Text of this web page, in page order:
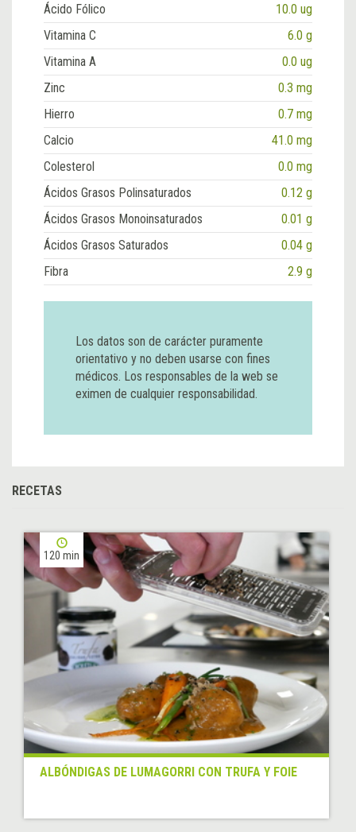
Ácido Fólico
10.0 ug
Vitamina C
6.0 g
Vitamina A
0.0 ug
Zinc
0.3 mg
Hierro
0.7 mg
Calcio
41.0 mg
Colesterol
0.0 mg
Ácidos Grasos Polinsaturados
0.12 g
Ácidos Grasos Monoinsaturados
0.01 g
Ácidos Grasos Saturados
0.04 g
Fibra
2.9 g
Los datos son de carácter puramente
orientativo y no deben usarse con fines
médicos. Los responsables de la web se
eximen de cualquier responsabilidad.
RECETAS
120 min
ALBÓNDIGAS DE LUMAGORRI CON TRUFA Y FOIE